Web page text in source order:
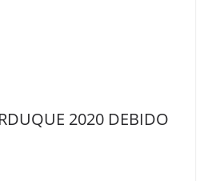
2020 DEBIDO